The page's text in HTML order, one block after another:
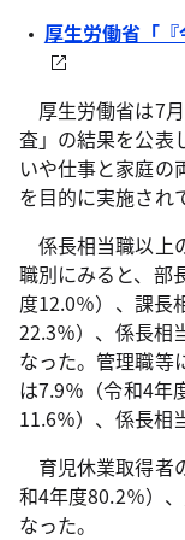
厚生労働省「
厚生労働省は7
査」の結果を公表
いや仕事と家庭の
を目的に実施され
係長相当職以上
職別にみると、部
度12.0％）、課長
22.3％）、係長相
なった。管理職等
は7.9％（令和4年
11.6％）、係長相
育児休業取得者
和4年度80.2％）
なった。